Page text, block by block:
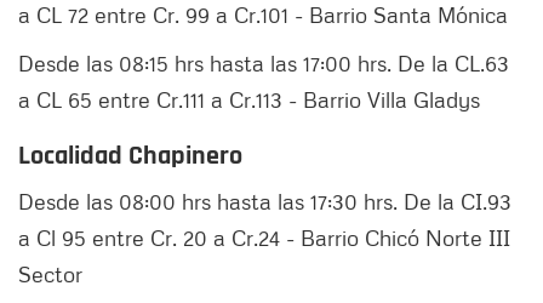
a CL 72 entre Cr. 99 a Cr.101 - Barrio Santa Mónica
Desde las 08:15 hrs hasta las 17:00 hrs. De la CL.63
a CL 65 entre Cr.111 a Cr.113 - Barrio Villa Gladys
Localidad Chapinero
Desde las 08:00 hrs hasta las 17:30 hrs. De la CI.93
a Cl 95 entre Cr. 20 a Cr.24 - Barrio Chicó Norte III
Sector